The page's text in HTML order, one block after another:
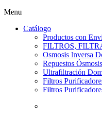
Menu
Catálogo
Productos con
FILTROS,
Osmosis Inversa
Repuestos
Ultrafiltración
Filtros
Filtros